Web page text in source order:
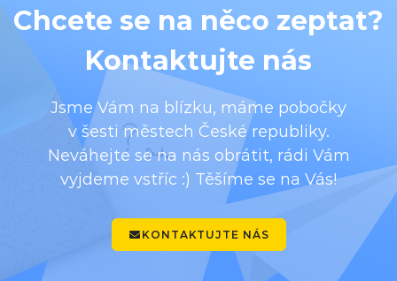
Chcete se na něco zeptat?
Kontaktujte nás
Jsme Vám na blízku, máme pobočky
v šesti městech České republiky.
Neváhejte se na nás obrátit, rádi Vám
vyjdeme vstříc :) Těšíme se na Vás!
KONTAKTUJTE NÁS